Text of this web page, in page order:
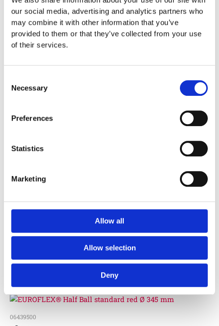
our social media, advertising and analytics partners who
may combine it with other information that you’ve
provided to them or that they’ve collected from your use
of their services.
Selection
Necessary
Preferences
Statistics
Marketing
Allow all
Allow selection
Deny
111120
8 400:-
06439500